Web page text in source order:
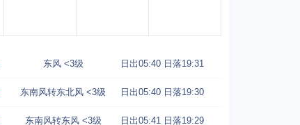
东风 <3级 日出05:40 日落19:31
东南风转东北风 <3级 日出05:40 日落19:30
东南风转东风 <3级 日出05:41 日落19:29